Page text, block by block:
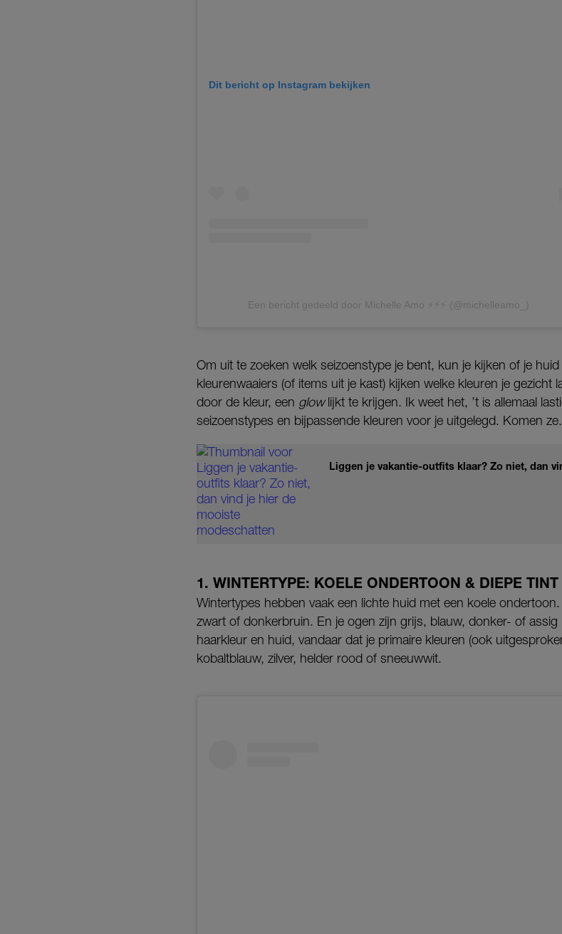
Dit bericht op Instagram bekijken
Een bericht gedeeld door Michelle Amo ⚡️⚡️⚡️ (@michelleamo_)
Om uit te zoeken welk seizoenstype je bent, kun je kijken of je
kleurenwaaiers (of items uit je kast) kijken welke kleuren je gezicht
door de kleur, een glowlijkt te krijgen. Ik weet het, ’t is allemaal
seizoenstypes en bijpassende kleuren voor je uitgelegd. Komen ze.
Liggen je vakantie-outfits klaar? Zo niet, dan
1. WINTERTYPE: KOELE ONDERTOON & DIEPE TINT
Wintertypes hebben vaak een lichte huid met een koele
zwart of donkerbruin. En je ogen zijn grijs, blauw, donker- of
haarkleur en huid, vandaar dat je primaire kleuren (ook
kobaltblauw, zilver, helder rood of sneeuwwit.